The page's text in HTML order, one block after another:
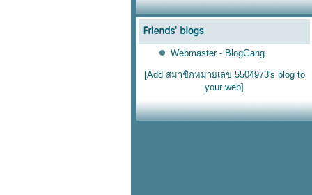
Webmaster - BlogGang
[Add สมาชิกหมายเลข 5504973's blog to
your web]